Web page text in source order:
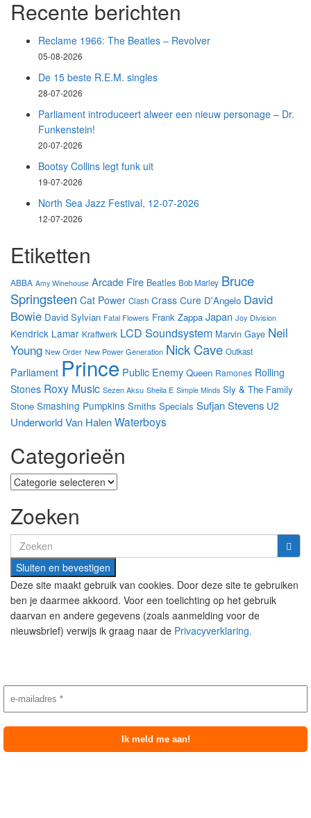
Recente berichten
Reclame 1966: The Beatles – Revolver
05-08-2026
De 15 beste R.E.M. singles
28-07-2026
Parliament introduceert alweer een nieuw personage – Dr.
Funkenstein!
20-07-2026
Bootsy Collins legt funk uit
19-07-2026
North Sea Jazz Festival, 12-07-2026
12-07-2026
Etiketten
ABBA Amy Winehouse Arcade Fire Beatles Bob Marley Bruce
Springsteen Cat Power Clash Crass Cure D'Angelo David
Bowie David Sylvian Fatal Flowers Frank Zappa Japan Joy Division
Kendrick Lamar Kraftwerk LCD Soundsystem Marvin Gaye Neil
Young New Order New Power Generation Nick Cave Outkast
Parliament Prince Public Enemy Queen Ramones Rolling
Stones Roxy Music Sezen Aksu Sheila E Simple Minds Sly & The Family
Stone Smashing Pumpkins Smiths Specials Sufjan Stevens U2
UnderworldVan HalenWaterboys
Categorieën
Categorieën
Zoeken
Search
for:
Deze site maakt gebruik van cookies. Door deze site te gebruiken
ben je daarmee akkoord. Voor een toelichting op het gebruik
daarvan en andere gegevens (zoals aanmelding voor de
nieuwsbrief) verwijs ik graag naar de Privacyverklaring.